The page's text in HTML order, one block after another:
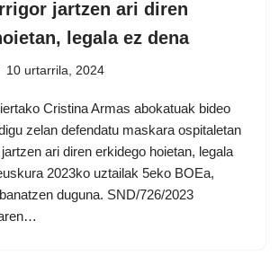
jartzen ari diren
legala ez dena
10 urtarrila, 2024
Cristina Armas abokatuak bideo
zelan defendatu maskara ospitaletan
ari diren erkidego hoietan, legala
2023ko uztailak 5eko BOEa,
duguna. SND/726/2023